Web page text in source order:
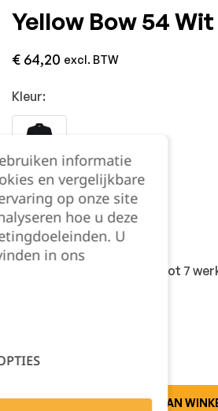
Yellow Bow 54 Wit
€ 64,20 excl. BTW
Kleur:
Maat: Medium
Medium
Centrale voorraad - 5 tot 7
TOEVOEGEN AAN
informatie
en vergelijkbare
op onze site
hoe u deze
U
in ons